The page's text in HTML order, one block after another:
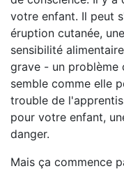
votre enfant. Il peut
éruption cutanée,
sensibilité
grave - un problème
semble comme elle
trouble de
pour votre enfant,
danger.
Mais ça commence